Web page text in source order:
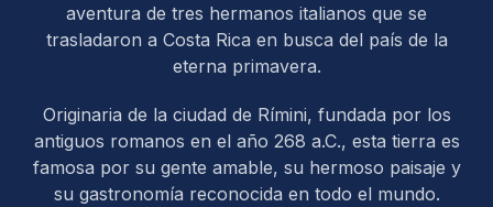
aventura de tres hermanos italianos que se
trasladaron a Costa Rica en busca del país de la
eterna primavera.
Originaria de la ciudad de Rímini, fundada por los
antiguos romanos en el año 268 a.C., esta tierra es
famosa por su gente amable, su hermoso paisaje y
su gastronomía reconocida en todo el mundo.